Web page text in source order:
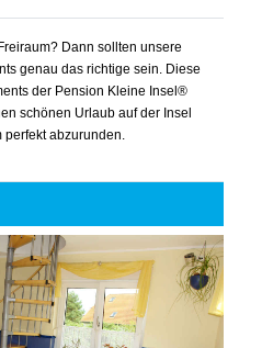
Dann sollten unsere
genau das richtige sein. Diese
der Pension Kleine Insel®
schönen Urlaub auf der Insel
perfekt abzurunden.